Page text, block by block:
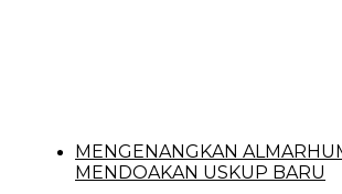
MENGENANGKAN
MENDOAKAN USKUP BARU